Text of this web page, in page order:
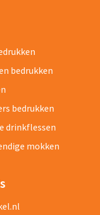
bedrukken
bedrukken
drinkflessen
mokken